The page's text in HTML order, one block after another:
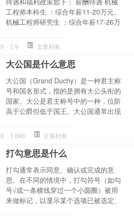
工程师本科生 ：综合年薪11-20万元。
机械工程师研究生 ：综合年薪17-26万
0 9 文章列表
大公国是什么意思
大公国（Grand Duchy）是一种君主称
号和国名形式，指的是拥有大公头衔的
国家。大公是君主称号中的一种，位阶
高于公爵但低于国王。大公国通常出现
0 690 文章列表
打勾意思是什么
打勾通常表示同意、确认或完成的意
思。在不同的情境中，打勾符号（如勾
号√或一条横线穿过一个小圆圈）被用
来做标记，以显示某个选项已被选定、